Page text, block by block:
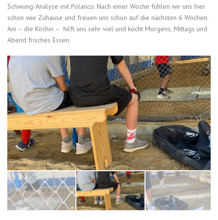
Schwung-Analyse mit Polanco. Nach einer Woche fühlen wir uns hier
schon wie Zuhause und freuen uns schon auf die nächsten 6 Wochen.
Ani – die Köchin – hilft uns sehr viel und kocht Morgens, Mittags und
Abend frisches Essen.